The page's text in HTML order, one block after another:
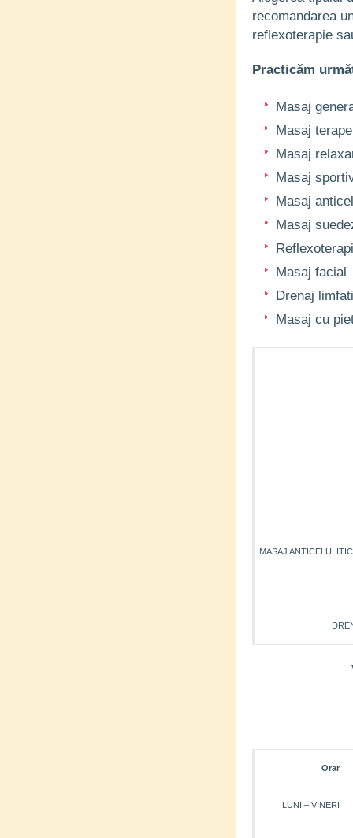
recomandarea
reflexoterapie
Practicăm
Masaj
Masaj
Masaj
Masaj
Masaj
Masaj
Masaj facial
Drenaj
Masaj cu
MASAJ
Orar
LUNI – VINERI